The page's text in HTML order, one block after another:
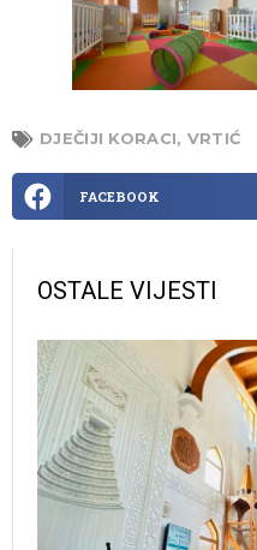
DJEČIJI KORACI, VRTIĆ
FACEBOOK
OSTALE VIJESTI